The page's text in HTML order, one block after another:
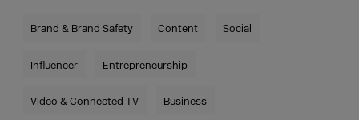
Brand & Brand Safety Content Social
Influencer Entrepreneurship
Video & Connected TV Business